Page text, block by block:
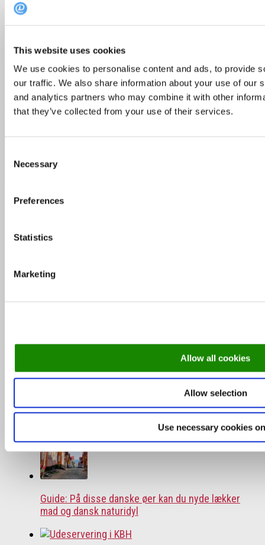
This website uses cookies
We use cookies to personalise content and ads, to provide
our traffic. We also share information about your use of our
and analytics partners who may combine it with other
that they’ve collected from your use of their services.
Selection
Necessary
Preferences
Statistics
Marketing
Allow all cookies
Allow selection
Use necessary cookies
tag maden med hjem
nytårsmenu. Vælg om du vil nyde nytårsmiddagen i...
Næste side »
Recent Posts
10 mest besøgte restauranter
Guide: På disse danske øer kan du nyde lækker
mad og dansk naturidyl